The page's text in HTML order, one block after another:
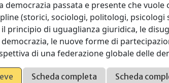
democrazia passata e presente che
(storici, sociologi, politologi,
principio di uguaglianza giuridica, le
le nuove forme di
di una federazione globale delle
Scheda completa Scheda